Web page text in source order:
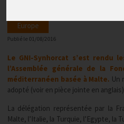
Europe
Publié le 01/08/2016
Le GNI-Synhorcat s’est rendu
l’Assemblée générale de la
méditerranéen basée à Malte. Un
adopté (voir en pièce jointe en
La délégation représentée par la
Malte, l’Italie, la Turquie, l’Egypte, la